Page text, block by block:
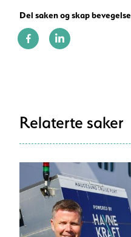
Del saken og skap bevegelse
Relaterte saker